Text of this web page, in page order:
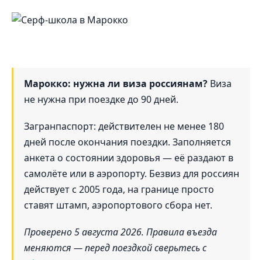
Марокко: нужна ли виза россиянам? Виза
не нужна при поездке до 90 дней.
Загранпаспорт: действителен не менее 180
дней после окончания поездки. Заполняется
анкета о состоянии здоровья — её раздают в
самолёте или в аэропорту. Безвиз для россиян
действует с 2005 года, на границе просто
ставят штамп, аэропортового сбора нет.
Проверено 5 августа 2026. Правила въезда
меняются — перед поездкой сверьтесь с